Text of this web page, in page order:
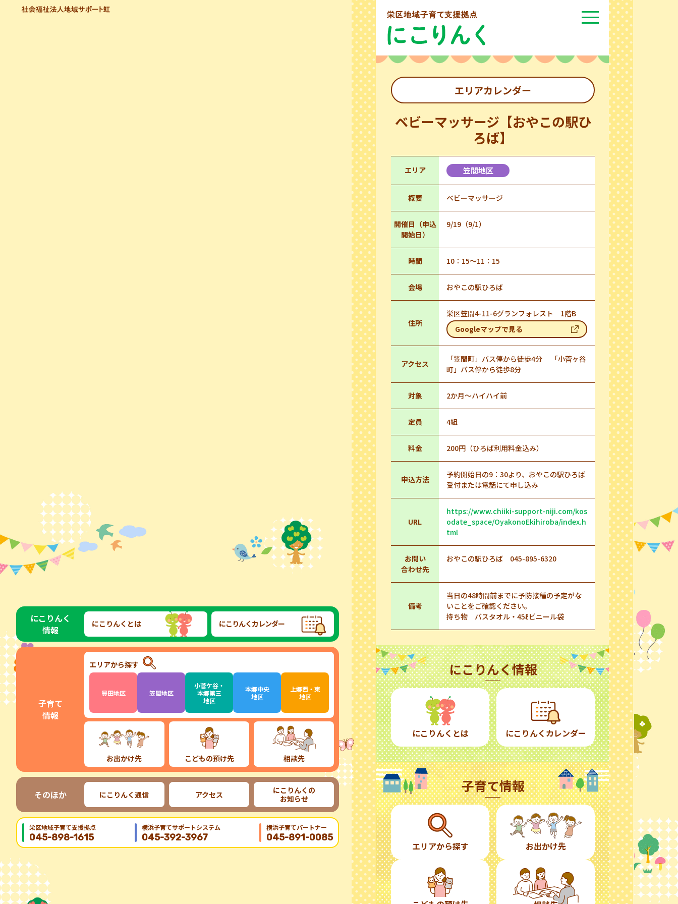
にこりんく
情報
にこりんくとは にこりんくカレンダー
子育て
情報
エリアから探す
豊田地区 笠間地区
小菅ケ谷・
本郷第三
地区
本郷中央
地区
上郷西・東
地区
お出かけ先 こどもの預け先 相談先
そのほか にこりんく通信 アクセス
にこりんくの
お知らせ
栄区地域⼦育て⽀援拠点
045-898-1615
横浜子育てサポートシステム
045-392-3967
横浜子育てパートナー
045-891-0085
エリアカレンダー
ベビーマッサージ【おやこの駅ひ
ろば】
エリア 笠間地区
概要 ベビーマッサージ
開催日（申込
開始日）
9/19（9/1）
時間 10：15～11：15
会場 おやこの駅ひろば
住所
栄区笠間4-11-6グランフォレスト 1階B
Googleマップで見る
アクセス
「笠間町」バス停から徒歩4分 「小菅ヶ谷
町」バス停から徒歩8分
対象 2か月～ハイハイ前
定員 4組
料金 200円（ひろば利用料金込み）
申込方法
予約開始日の9：30より、おやこの駅ひろば
受付または電話にて申し込み
URL
https://www.chiiki-support-niji.com/kos
odate_space/OyakonoEkihiroba/index.h
tml
お問い
合わせ先
おやこの駅ひろば 045-895-6320
備考
当日の48時間前までに予防接種の予定がな
いことをご確認ください。
持ち物 バスタオル・45ℓビニール袋
にこりんく情報
にこりんくとは にこりんくカレンダー
子育て情報
エリアから探す お出かけ先